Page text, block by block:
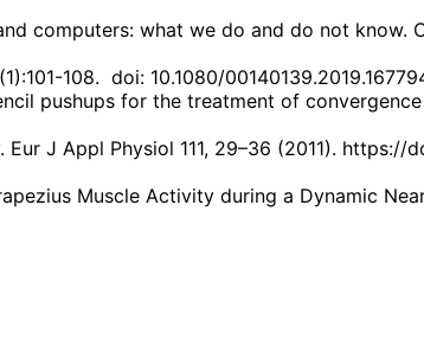
computers: what we do and do not know.
108. doi: 10.1080/
pushups for the treatment of
J Appl Physiol 111, 29–36 (2011). https://
Muscle Activity during a Dynamic